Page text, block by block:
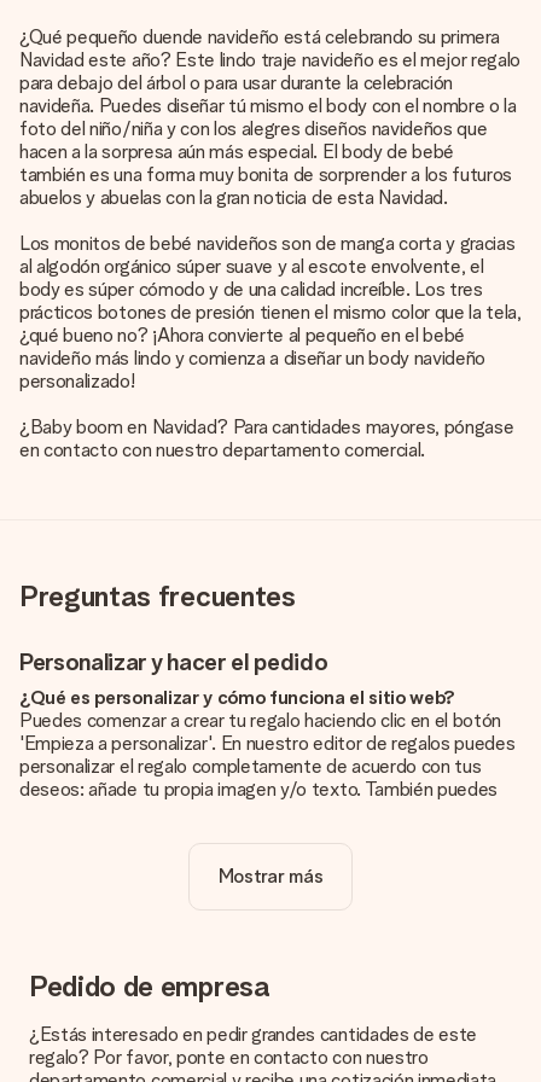
¿Qué pequeño duende navideño está celebrando su primera
Navidad este año? Este lindo traje navideño es el mejor regalo
para debajo del árbol o para usar durante la celebración
navideña. Puedes diseñar tú mismo el body con el nombre o la
foto del niño/niña y con los alegres diseños navideños que
hacen a la sorpresa aún más especial. El body de bebé
también es una forma muy bonita de sorprender a los futuros
abuelos y abuelas con la gran noticia de esta Navidad.
Los monitos de bebé navideños son de manga corta y gracias
al algodón orgánico súper suave y al escote envolvente, el
body es súper cómodo y de una calidad increíble. Los tres
prácticos botones de presión tienen el mismo color que la tela,
¿qué bueno no? ¡Ahora convierte al pequeño en el bebé
navideño más lindo y comienza a diseñar un body navideño
personalizado!
¿Baby boom en Navidad? Para cantidades mayores, póngase
en contacto con nuestro departamento comercial.
Preguntas frecuentes
Personalizar y hacer el pedido
¿Qué es personalizar y cómo funciona el sitio web?
Puedes comenzar a crear tu regalo haciendo clic en el botón
'Empieza a personalizar'. En nuestro editor de regalos puedes
personalizar el regalo completamente de acuerdo con tus
deseos: añade tu propia imagen y/o texto. También puedes
¿La personalización está incluida en el precio?
El precio que se muestra en el sitio web incluye la
¿Cómo puedo saber si mi imagen tiene la calidad
adecuada?
satisfecho con tu regalo. Por eso es importante utilizar fotos
de alta calidad. Si no estás seguro de la calidad de la imagen,
Mostrar más
Pedido de empresa
¿Estás interesado en pedir grandes cantidades de este
regalo? Por favor, ponte en contacto con nuestro